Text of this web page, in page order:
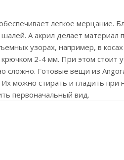
легкое мерцание.
А акрил делает материал
узорах, например, в
2-4 мм. При этом стоит
сложно. Готовые вещи из
можно стирать и гладить
первоначальный вид.